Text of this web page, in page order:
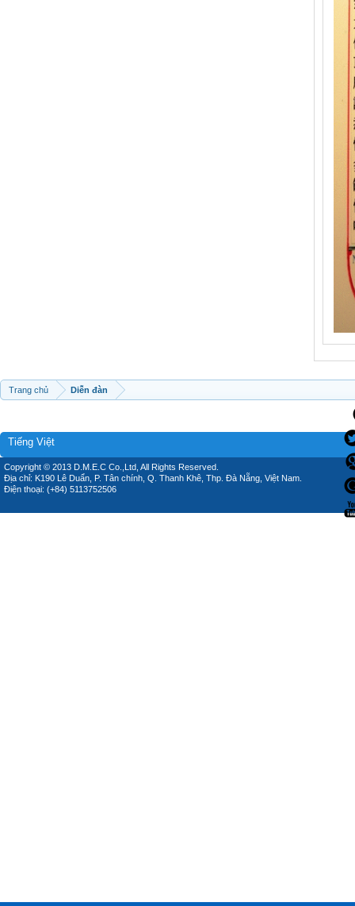
Trang chủ Diễn đàn
Tiếng Việt
Copyright © 2013 D.M.E.C Co.,Ltd, All Rights Reserved.
Địa chỉ: K190 Lê Duẩn, P. Tân chính, Q. Thanh Khê, Thp. Đà Nẵng, Việt Nam.
Điện thoại: (+84) 5113752506